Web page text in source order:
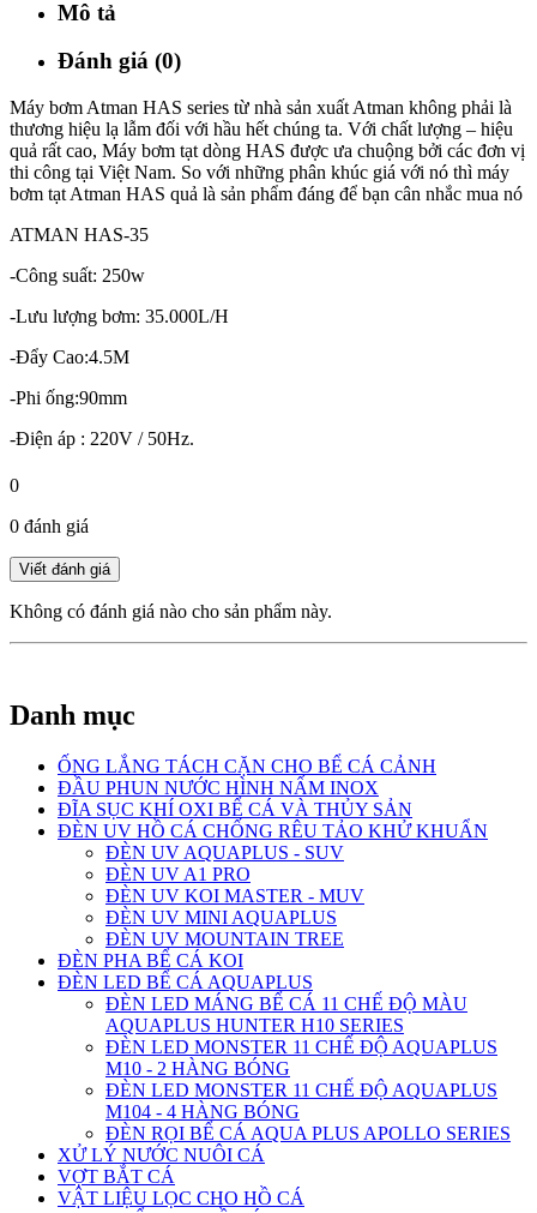
Mô tả
Đánh giá (0)
Máy bơm Atman HAS series từ nhà sản xuất Atman không phải là
thương hiệu lạ lẫm đối với hầu hết chúng ta. Với chất lượng – hiệu
quả rất cao, Máy bơm tạt dòng HAS được ưa chuộng bởi các đơn vị
thi công tại Việt Nam. So với những phân khúc giá với nó thì máy
bơm tạt Atman HAS quả là sản phẩm đáng để bạn cân nhắc mua nó
ATMAN HAS-35
-Công suất: 250w
-Lưu lượng bơm: 35.000L/H
-Đẩy Cao:4.5M
-Phi ống:90mm
-Điện áp : 220V / 50Hz.
0
0 đánh giá
Không có đánh giá nào cho sản phẩm này.
Danh mục
ỐNG LẮNG TÁCH CẶN CHO BỂ CÁ CẢNH
ĐẦU PHUN NƯỚC HÌNH NẤM INOX
ĐĨA SỤC KHÍ OXI BỂ CÁ VÀ THỦY SẢN
ĐÈN UV HỒ CÁ CHỐNG RÊU TẢO KHỬ KHUẨN
ĐÈN UV AQUAPLUS - SUV
ĐÈN UV A1 PRO
ĐÈN UV KOI MASTER - MUV
ĐÈN UV MINI AQUAPLUS
ĐÈN UV MOUNTAIN TREE
ĐÈN PHA BỂ CÁ KOI
ĐÈN LED BỂ CÁ AQUAPLUS
ĐÈN LED MÁNG BỂ CÁ 11 CHẾ ĐỘ MÀU
AQUAPLUS HUNTER H10 SERIES
ĐÈN LED MONSTER 11 CHẾ ĐỘ AQUAPLUS
M10 - 2 HÀNG BÓNG
ĐÈN LED MONSTER 11 CHẾ ĐỘ AQUAPLUS
M104 - 4 HÀNG BÓNG
ĐÈN RỌI BỂ CÁ AQUA PLUS APOLLO SERIES
XỬ LÝ NƯỚC NUÔI CÁ
VỢT BẮT CÁ
VẬT LIỆU LỌC CHO HỒ CÁ